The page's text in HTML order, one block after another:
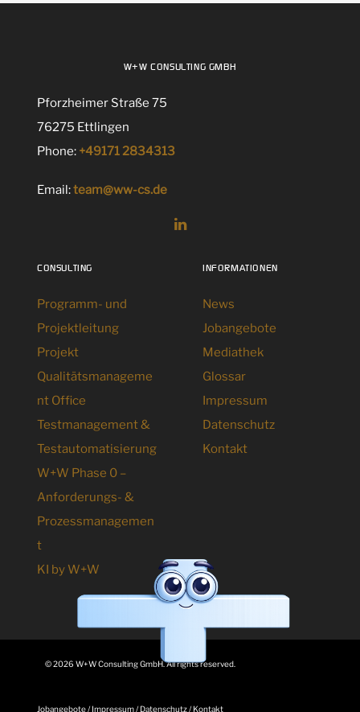
W+W CONSULTING GMBH
Pforzheimer Straße 75
76275 Ettlingen
Phone: +49171 2834313
Email:team@ww-cs.de
CONSULTING
Programm- und
Projektleitung
Projekt
Qualitätsmanageme
nt Office
Testmanagement &
Testautomatisierung
W+W Phase 0 –
Anforderungs- &
Prozessmanagemen
t
KI by W+W
INFORMATIONEN
News
Jobangebote
Mediathek
Glossar
Impressum
Datenschutz
Kontakt
© 2026 W+W Consulting GmbH. All rights reserved.
Jobangebote/Impressum/Datenschutz/Kontakt